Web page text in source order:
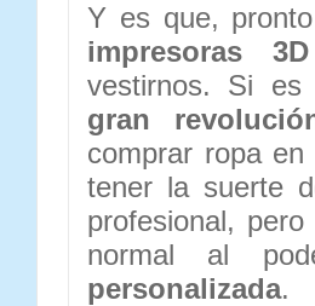
Y es que,
impresoras 3D
vestirnos. Si
gran
comprar ropa
tener la suerte
profesional,
normal al
personalizada.